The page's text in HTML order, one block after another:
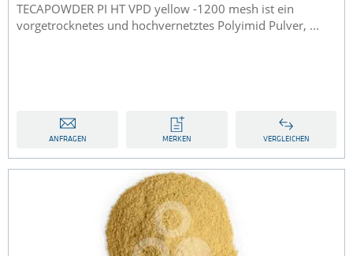
TECAPOWDER PI HT VPD yellow -1200 mesh ist ein
vorgetrocknetes und hochvernetztes Polyimid Pulver, ...
ANFRAGEN MERKEN VERGLEICHEN